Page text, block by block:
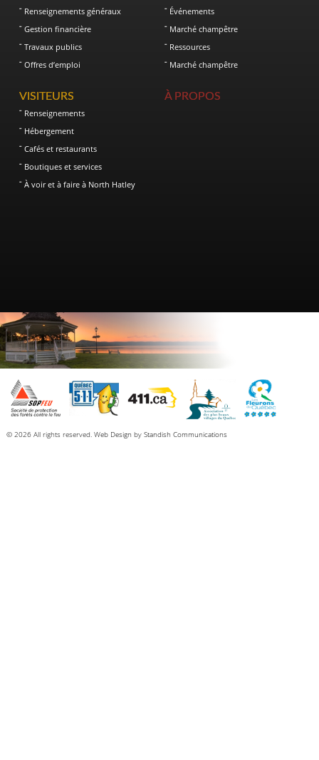
Renseignements généraux
Gestion financière
Travaux publics
Offres d’emploi
Événements
Marché champêtre
Ressources
Marché champêtre
VISITEURS
Renseignements
Hébergement
Cafés et restaurants
Boutiques et services
À voir et à faire à North Hatley
À PROPOS
© 2026 All rights reserved. Web Design by Standish Communications